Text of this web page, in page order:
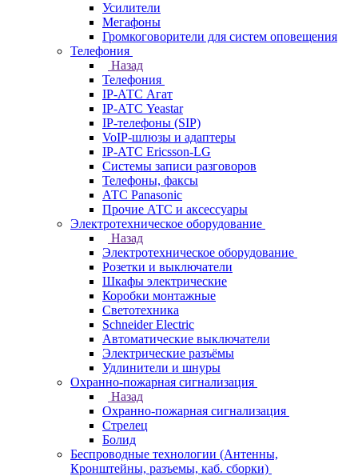
Усилители
Мегафоны
Громкоговорители для систем оповещения
Телефония
Назад
Телефония
IP-АТС Агат
IP-АТС Yeastar
IP-телефоны (SIP)
VoIP-шлюзы и адаптеры
IP-АТС Ericsson-LG
Системы записи разговоров
Телефоны, факсы
АТС Panasonic
Прочие АТС и аксессуары
Электротехническое оборудование
Назад
Электротехническое оборудование
Розетки и выключатели
Шкафы электрические
Коробки монтажные
Светотехника
Schneider Electric
Автоматические выключатели
Электрические разъёмы
Удлинители и шнуры
Охранно-пожарная сигнализация
Назад
Охранно-пожарная сигнализация
Стрелец
Болид
Беспроводные технологии (Антенны,
Кронштейны, разъемы, каб. сборки)